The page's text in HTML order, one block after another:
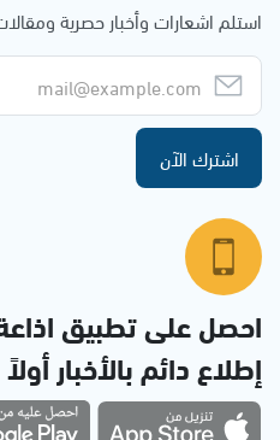
استلم اشعارات وأخبار حصرية
اشترك الآن
احصل على تطبيق
إطلاع دائم بالأخبار